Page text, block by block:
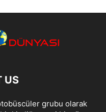
US
grubu olarak